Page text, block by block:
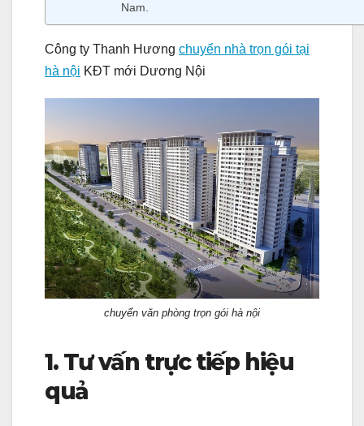
Nam.
Công ty Thanh Hương chuyển nhà trọn gói tại
hà nội KĐT mới Dương Nội
chuyển văn phòng trọn gói hà nội
1. Tư vấn trực tiếp hiệu
quả